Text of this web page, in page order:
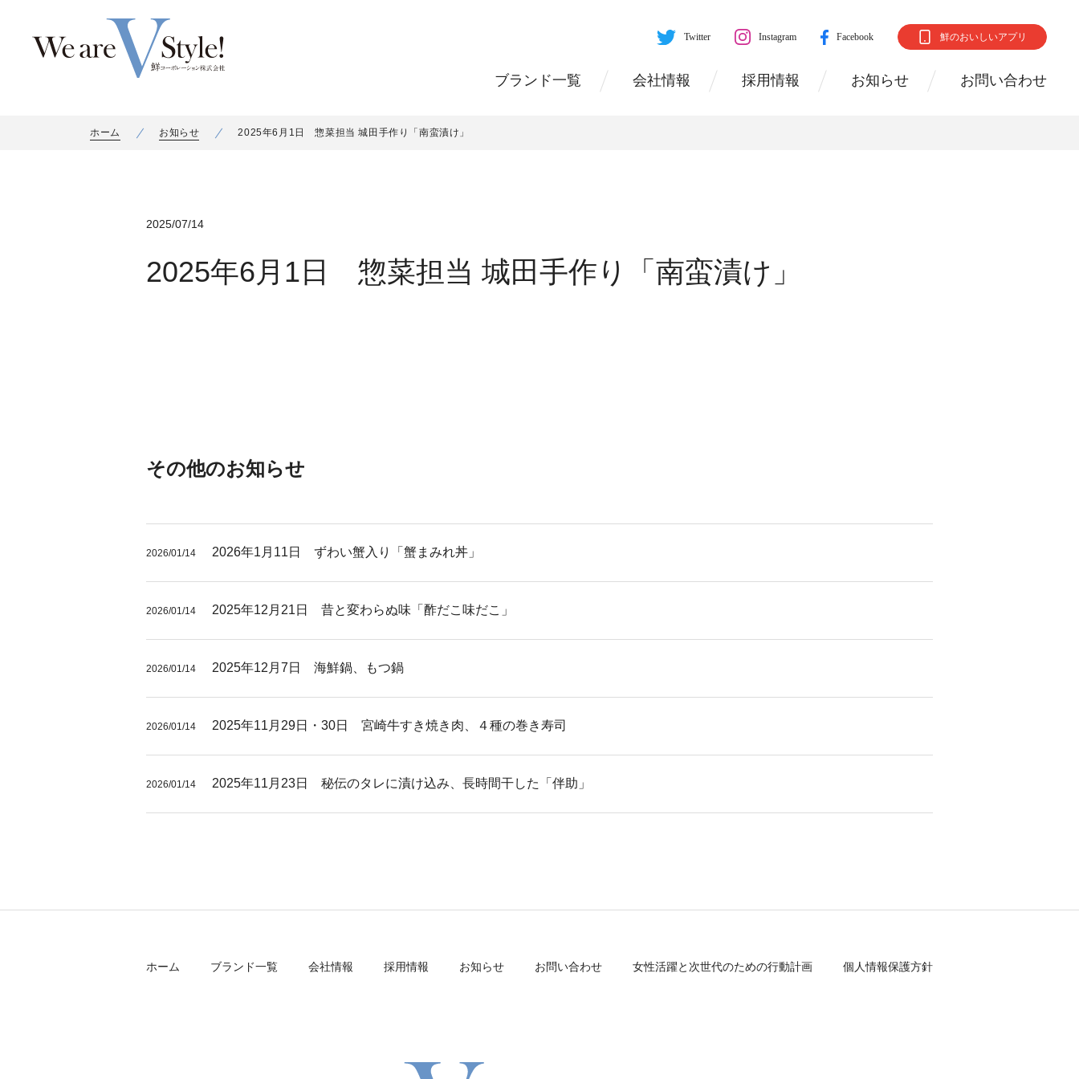
Twitter Instagram Facebook 鮮のおいしいアプリ
ブランド一覧 会社情報 採用情報 お知らせ お問い合わせ
ホーム お知らせ 2025年6月1日 惣菜担当 城田手作り「南蛮漬け」
2025/07/14
2025年6月1日 惣菜担当 城田手作り「南蛮漬け」
その他のお知らせ
2026/01/14 2026年1月11日 ずわい蟹入り「蟹まみれ丼」
2026/01/14 2025年12月21日 昔と変わらぬ味「酢だこ味だこ」
2026/01/14 2025年12月7日 海鮮鍋、もつ鍋
2026/01/14 2025年11月29日・30日 宮崎牛すき焼き肉、４種の巻き寿司
2026/01/14 2025年11月23日 秘伝のタレに漬け込み、長時間干した「伴助」
ホーム ブランド一覧 会社情報 採用情報 お知らせ お問い合わせ 女性活躍と次世代のための行動計画 個人情報保護方針